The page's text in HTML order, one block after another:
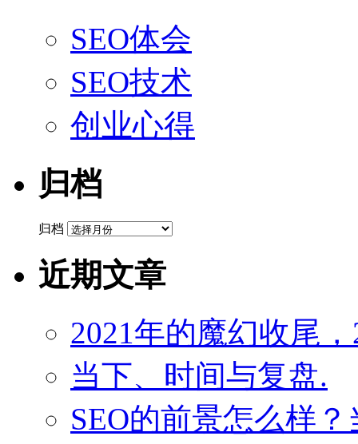
SEO体会
SEO技术
创业心得
归档
归档
近期文章
2021年的魔幻收尾
当下、时间与复盘.
SEO的前景怎么样